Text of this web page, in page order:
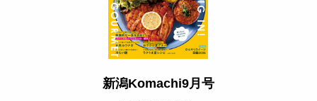
新潟Komachi9月号